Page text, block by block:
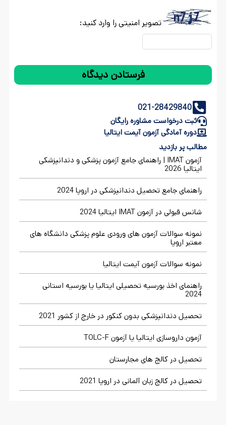
تصویر امنیتی را وارد کنید:
021-28429840
ثبت درخواست مشاوره رایگان
دوره آمادگی آزمون آیمت ایتالیا
مطالب پر بازدید
آزمون IMAT | راهنمای جامع آزمون پزشکی و دندانپزشکی
ایتالیا 2026
راهنمای جامع تحصیل دندانپزشکی در اروپا 2024
شانس قبولی در آزمون IMAT ایتالیا 2024
نمونه سوالات آزمون های ورودی علوم پزشکی دانشگاه های
معتبر اروپا
نمونه سوالات آزمون آیمت ایتالیا
راهنمای اخذ بورسیه تحصیلی ایتالیا یا بورسیه استانی
2024
تحصیل دندانپزشکی بدون کنکور در خارج از کشور 2021
آزمون داروسازی ایتالیا یا آزمون TOLC-F
تحصیل در کالج های مجارستان
تحصیل در کالج زبان آلمانی در اروپا 2021